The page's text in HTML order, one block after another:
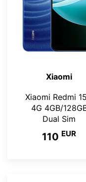
Xiaomi
Xiaomi Redmi
4G 4GB/
Dual Sim
110 EUR